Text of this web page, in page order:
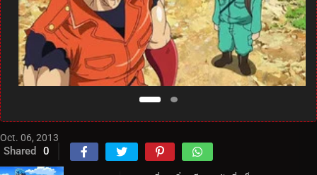
Oct. 06, 2013
Shared 0